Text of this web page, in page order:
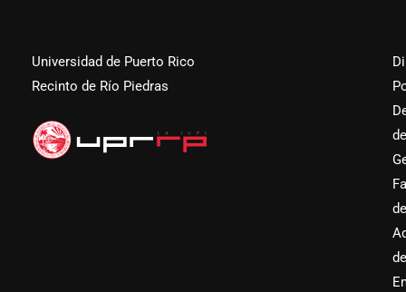
Universidad de Puerto Rico
Recinto de Río Piedras
de
de
de